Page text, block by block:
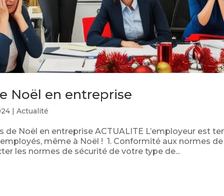
Noël en entreprise
|Actualité
de Noël en entreprise ACTUALITE L’employeur est
même à Noël ! 1. Conformité aux normes
les normes de sécurité de votre type de...